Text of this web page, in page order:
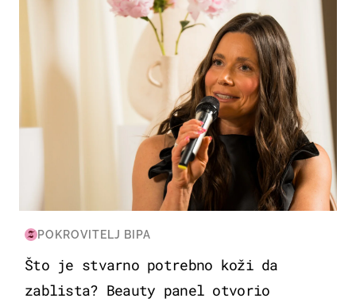
POKROVITELJ BIPA
Što je stvarno potrebno koži da
zablista? Beauty panel otvorio